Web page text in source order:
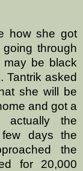
how she got
through
be black
Tantrik asked
she will be
and got a
actually the
days the
the
for 20,000